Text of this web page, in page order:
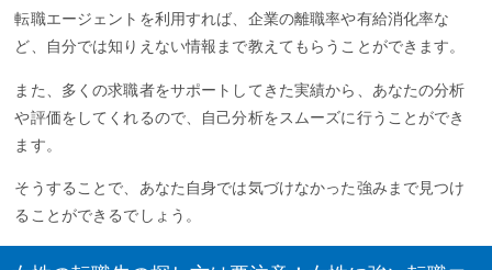
転職エージェントを利用すれば、企業の離職率や有給消化率な
ど、自分では知りえない情報まで教えてもらうことができます。
また、多くの求職者をサポートしてきた実績から、あなたの分析
や評価をしてくれるので、自己分析をスムーズに行うことができ
ます。
そうすることで、あなた自身では気づけなかった強みまで見つけ
ることができるでしょう。